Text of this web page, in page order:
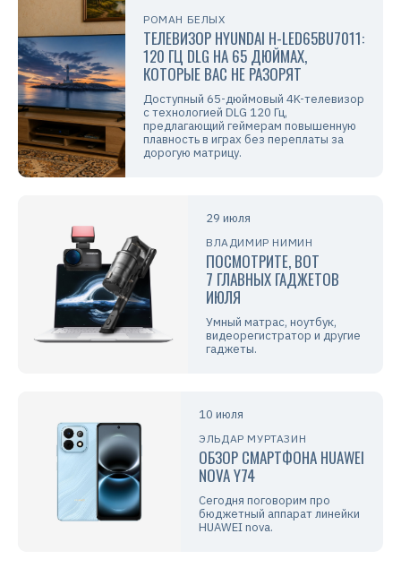
РОМАН БЕЛЫХ
ТЕЛЕВИЗОР HYUNDAI H-LED65BU7011:
120 ГЦ DLG НА 65 ДЮЙМАХ,
КОТОРЫЕ ВАС НЕ РАЗОРЯТ
Доступный 65-дюймовый 4K-телевизор
с технологией DLG 120 Гц,
предлагающий геймерам повышенную
плавность в играх без переплаты за
дорогую матрицу.
29 июля
ВЛАДИМИР НИМИН
ПОСМОТРИТЕ, ВОТ
7 ГЛАВНЫХ ГАДЖЕТОВ
ИЮЛЯ
Умный матрас, ноутбук,
видеорегистратор и другие
гаджеты.
10 июля
ЭЛЬДАР МУРТАЗИН
ОБЗОР СМАРТФОНА HUAWEI
NOVA Y74
Сегодня поговорим про
бюджетный аппарат линейки
HUAWEI nova.